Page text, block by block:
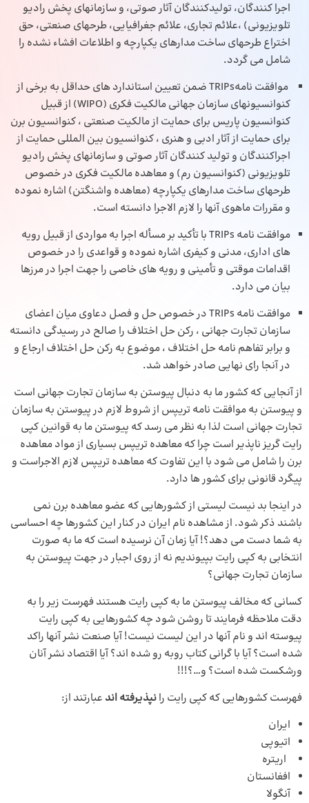
اجرا کنندگان، تولیدکنندگان آثار صوتی، و سازمانهای پخش رادیو
تلویزیونی) ،علائم تجاری، علائم جغرافیایی، طرحهای صنعتی، حق
اختراع طرح‏های ساخت مدارهای یکپارچه و اطلاعات افشاء نشده را
شامل می گردد.
موافقت نامهTRIPs ضمن تعیین استاندارد های حداقل به برخی از
کنوانسیون‏های سازمان جهانی مالکیت فکری (WIPO) از قبیل
کنوانسیون پاریس برای حمایت از مالکیت صنعتی ، کنوانسیون برن
برای حمایت از آثار ادبی و هنری ، کنوانسیون بین المللی حمایت از
اجراکنندگان و تولید کنندگان آثار صوتی و سازمانهای پخش رادیو
تلویزیونی (کنوانسیون رم) و معاهده مالکیت فکری در خصوص
طرحهای ساخت مدارهای یکپارچه (معاهده واشنگتن) اشاره نموده
و مقررات ماهوی آنها را لازم الاجرا دانسته است.
موافقت نامه TRIPs با تأکید بر مسأله اجرا به مواردی از قبیل رویه
های اداری، مدنی و کیفری اشاره نموده و قواعدی را در خصوص
اقدامات موقتی و تأمینی و رویه های خاصی را جهت اجرا در مرزها
بیان می دارد.
موافقت نامه TRIPs در خصوص حل و فصل دعاوی میان اعضای
سازمان تجارت جهانی ، رکن حل اختلاف را صالح در رسیدگی دانسته
و برابر تفاهم نامه حل اختلاف ، موضوع به رکن حل اختلاف ارجاع و
در آنجا رای نهایی صادر خواهد شد.
از آنجایی که کشور ما به دنبال پیوستن به سازمان تجارت جهانی است
و پیوستن به موافقت نامه تریپس از شروط لازم در پیوستن به سازمان
تجارت جهانی است لذا به نظر می رسد که پیوستن ما به قوانین کپی
رایت گریز ناپذیر است چرا که معاهده تریپس بسیاری از مواد معاهده
برن را شامل می شود با این تفاوت که معاهده تریپس لازم الاجراست و
پیگرد قانونی برای کشور ها دارد.
در اینجا بد نیست لیستی از کشورهایی که عضو معاهده برن نمی
باشند ذکر شود. از مشاهده نام ایران در کنار این کشورها چه احساسی
به شما دست می دهد؟! آیا زمان آن نرسیده است که ما به صورت
انتخابی به کپی رایت بپیوندیم نه از روی اجبار در جهت پیوستن به
سازمان تجارت جهانی؟
کسانی که مخالف پیوستن ما به کپی رایت هستند فهرست زیر را به
دقت ملاحظه فرمایند تا روشن شود چه کشورهایی به کپی رایت
پیوسته اند و نام آنها در این لیست نیست! آیا صنعت نشر آنها راکد
شده است؟ آیا با گرانی کتاب روبه رو شده اند؟ آیا اقتصاد نشر آنان
ورشکست شده است؟ و…؟!!!
فهرست کشورهایی که کپی رایت رانپذیرفته اند عبارتند از:
ایران
اتیوپی
اریتره
افغانستان
آنگولا